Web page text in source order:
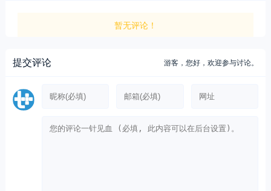
暂无评论！
提交评论 游客，您好，欢迎参与讨论。